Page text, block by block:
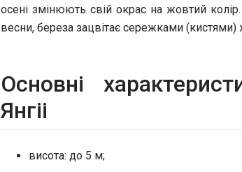
осені змінюють свій окрас на жовтий
весни, береза зацвітає сережками (кистями)
Основні
Янгіі
висота: до 5 м;